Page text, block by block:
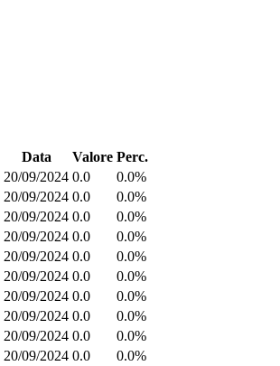
Data Valore Perc.
20/09/2024 0.0
0.0%
20/09/2024 0.0
0.0%
20/09/2024 0.0
0.0%
20/09/2024 0.0
0.0%
20/09/2024 0.0
0.0%
20/09/2024 0.0
0.0%
20/09/2024 0.0
0.0%
20/09/2024 0.0
0.0%
20/09/2024 0.0
0.0%
20/09/2024 0.0
0.0%